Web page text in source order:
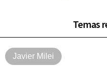
Temas
Javier Milei